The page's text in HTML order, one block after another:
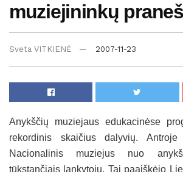
muziejininkų
Sveta VITKIENĖ 2007-11-23
Anykščių muziejaus edukacinėse
rekordinis skaičius dalyvių.
Nacionalinis muziejus nuo
tūkstančiais lankytojų. Tai paaiškėjo